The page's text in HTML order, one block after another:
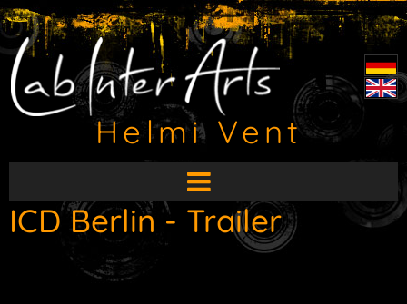
Helmi Vent
HauptMenü
aufklappen
ICD Berlin - Trailer